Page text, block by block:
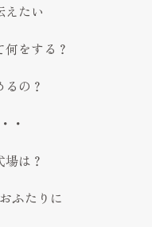
えたい
をする？
の？
・
は？
ふたりに